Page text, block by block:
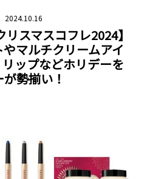
2024.10.16
スマスコフレ2024】
マルチクリームアイ
ップなどホリデーを
勢揃い！